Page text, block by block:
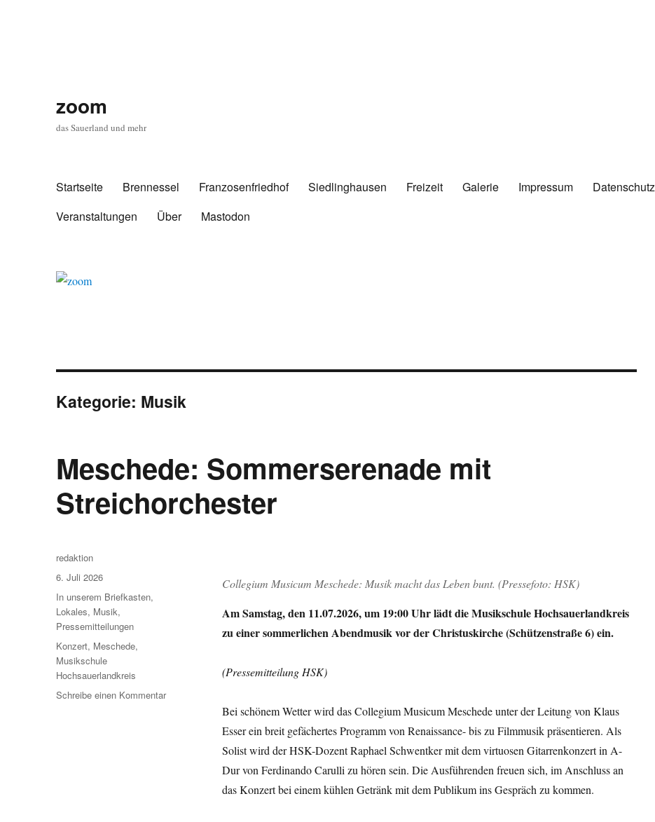
zoom
das Sauerland und mehr
Startseite Brennessel Franzosenfriedhof Siedlinghausen Freizeit Galerie Impressum Datenschutz
Veranstaltungen
Über Mastodon
Kategorie: Musik
Meschede: Sommerserenade mit
Streichorchester
Collegium Musicum Meschede: Musik macht das Leben bunt. (Pressefoto: HSK)
Am Samstag, den 11.07.2026, um 19:00 Uhr lädt die Musikschule Hochsauerlandkreis
zu einer sommerlichen Abendmusik vor der Christuskirche (Schützenstraße 6) ein.
(Pressemitteilung HSK)
Bei schönem Wetter wird das Collegium Musicum Meschede unter der Leitung von Klaus
Esser ein breit gefächertes Programm von Renaissance- bis zu Filmmusik präsentieren. Als
Solist wird der HSK-Dozent Raphael Schwentker mit dem virtuosen Gitarrenkonzert in A-
Dur von Ferdinando Carulli zu hören sein. Die Ausführenden freuen sich, im Anschluss an
das Konzert bei einem kühlen Getränk mit dem Publikum ins Gespräch zu kommen.
Autor
redaktion
Veröffentlicht
am
6. Juli 2026
Kategorien
In unserem Briefkasten,
Lokales, Musik,
Pressemitteilungen
Schlagwörter
Konzert, Meschede,
Musikschule
Hochsauerlandkreis
Schreibe einen Kommentarzu
Streichorchester